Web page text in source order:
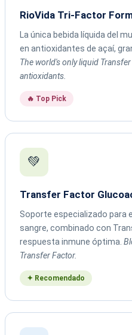
RioVida Tri-Factor
La única bebida líquida del
en antioxidantes de açaí,
The world's only liquid
antioxidants.
🔥 Top Pick
💚
Transfer Factor
Soporte especializado para
sangre, combinado con
respuesta inmune óptima.
Transfer Factor.
✦ Recomendado